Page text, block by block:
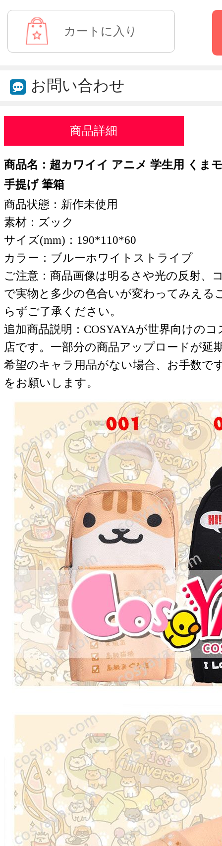
お問い合わせ
商品詳細
商品名：超カワイイ アニメ 学生用 くま
手提げ 筆箱
商品状態：新作未使用
素材：ズック
サイズ(mm)：190*110*60
カラー：ブルーホワイトストライプ
ご注意：商品画像は明るさや光の反射、
で実物と多少の色合いが変わってみえる
らずご了承ください。
追加商品説明：COSYAYAが世界向けの
店です。一部分の商品アップロードが延
希望のキャラ用品がない場合、お手数で
をお願いします。